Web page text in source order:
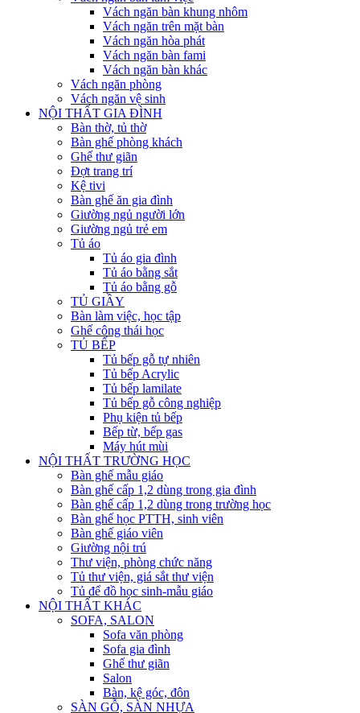
Vách ngăn bàn khung nhôm
Vách ngăn trên mặt bàn
Vách ngăn hòa phát
Vách ngăn bàn fami
Vách ngăn bàn khác
Vách ngăn phòng
Vách ngăn vệ sinh
NỘI THẤT GIA ĐÌNH
Bàn thờ, tủ thờ
Bàn ghế phòng khách
Ghế thư giãn
Đợt trang trí
Kệ tivi
Bàn ghế ăn gia đình
Giường ngủ người lớn
Giường ngủ trẻ em
Tủ áo
Tủ áo gia đình
Tủ áo bằng sắt
Tủ áo bằng gỗ
TỦ GIẦY
Bàn làm việc, học tập
Ghế công thái học
TỦ BẾP
Tủ bếp gỗ tự nhiên
Tủ bếp Acrylic
Tủ bếp lamilate
Tủ bếp gỗ công nghiệp
Phụ kiện tủ bếp
Bếp từ, bếp gas
Máy hút mùi
NỘI THẤT TRƯỜNG HỌC
Bàn ghế mẫu giáo
Bàn ghế cấp 1,2 dùng trong gia đình
Bàn ghế cấp 1,2 dùng trong trường học
Bàn ghế học PTTH, sinh viên
Bàn ghế giáo viên
Giường nội trú
Thư viện, phòng chức năng
Tủ thư viện, giá sắt thư viện
Tủ để đồ học sinh-mẫu giáo
NỘI THẤT KHÁC
SOFA, SALON
Sofa văn phòng
Sofa gia đình
Ghế thư giãn
Salon
Bàn, kệ góc, đôn
SÀN GỖ, SÀN NHỰA